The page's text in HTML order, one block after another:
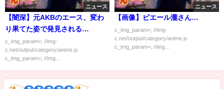
ニュース
【闇深】元AKBのエース、変わ
り果てた姿で発見される…
c_img_param=; //img-
c.net/output/category/anime.js
c_img_param=; //img...
ニュース
【画像】ピエール瀧さん…
c_img_param=; //img-
c.net/output/category/anime.js
c_img_param=; //img...